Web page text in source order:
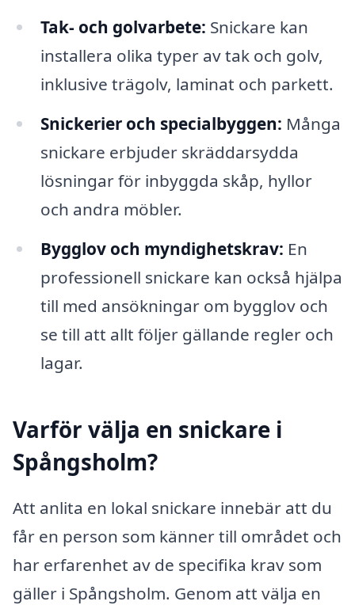
Tak- och golvarbete: Snickare kan
installera olika typer av tak och golv,
inklusive trägolv, laminat och parkett.
Snickerier och specialbyggen: Många
snickare erbjuder skräddarsydda
lösningar för inbyggda skåp, hyllor
och andra möbler.
Bygglov och myndighetskrav: En
professionell snickare kan också hjälpa
till med ansökningar om bygglov och
se till att allt följer gällande regler och
lagar.
Varför välja en snickare i
Spångsholm?
Att anlita en lokal snickare innebär att du
får en person som känner till området och
har erfarenhet av de specifika krav som
gäller i Spångsholm. Genom att välja en